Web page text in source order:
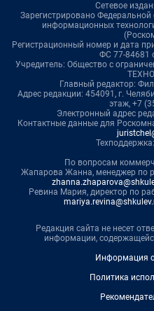
Сетевое
Зарегистрировано
информационных
Регистрационный номер и дата
ФС 77-84681
Учредитель: Общество с
Главный редактор:
Адрес редакции: 454091, г.
этаж, +7
Электронный адрес
Контактные данные для
Техподдержка:
По вопросам
Жапарова Жанна, менеджер по
Ревина Мария, директор по
Редакция сайта не несет
информации,
Информация
Политика